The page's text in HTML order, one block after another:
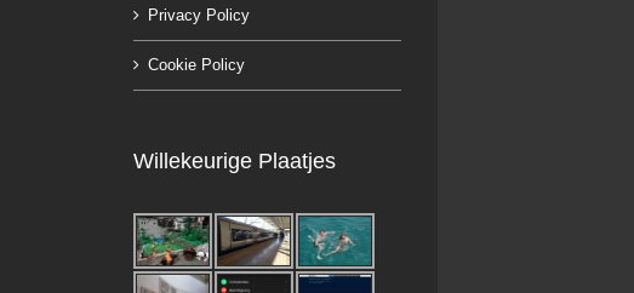
Privacy Policy
Cookie Policy
Willekeurige Plaatjes